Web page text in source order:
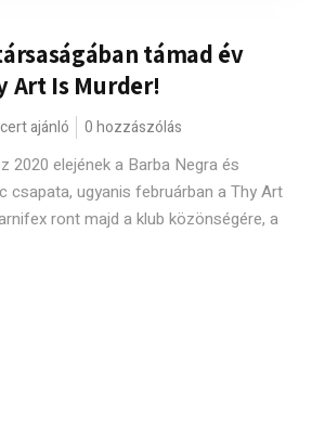
támad év
Art Is Murder!
ajánló 0 hozzászólás
2020 elejének a Barba Negra és
csapata, ugyanis februárban a Thy Art
ront majd a klub közönségére, a